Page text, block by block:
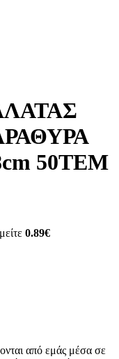
50TEM
0.89€
από εμάς μέσα σε